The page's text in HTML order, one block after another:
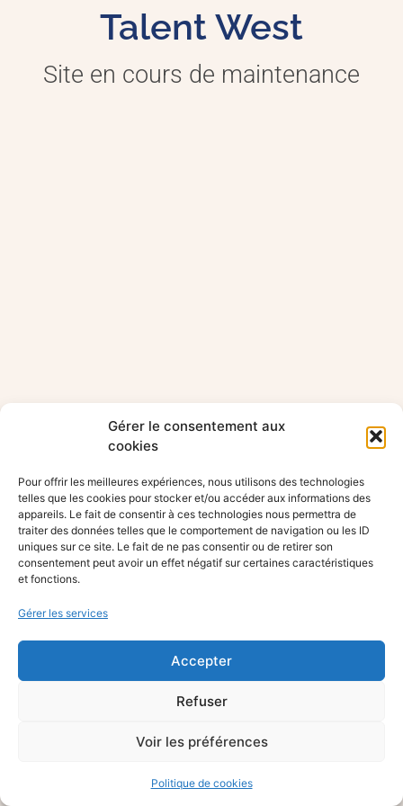
Gérer le consentement aux
cookies
Pour offrir les meilleures expériences, nous utilisons des technologies
telles que les cookies pour stocker et/ou accéder aux informations des
appareils. Le fait de consentir à ces technologies nous permettra de
traiter des données telles que le comportement de navigation ou les ID
uniques sur ce site. Le fait de ne pas consentir ou de retirer son
consentement peut avoir un effet négatif sur certaines caractéristiques
et fonctions.
Gérer les services
Accepter
Refuser
Voir les préférences
Politique de cookies
Talent West
Site en cours de maintenance